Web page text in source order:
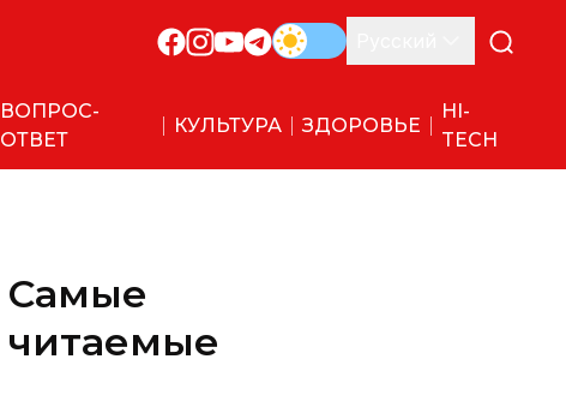
ВОПРОС-
ОТВЕТ
КУЛЬТУРА ЗДОРОВЬЕ
HI-
TECH
Самые
читаемые